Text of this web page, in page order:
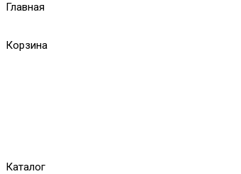
Главная
Корзина
Каталог